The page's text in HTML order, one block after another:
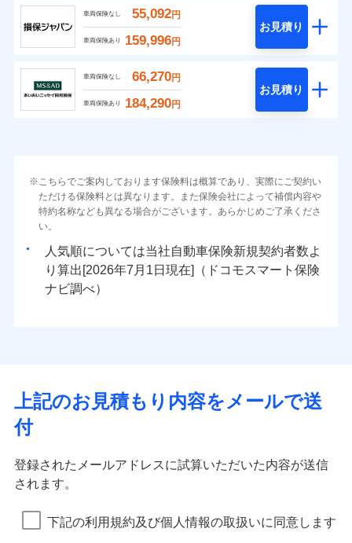
車両保険なし 55,092円
車両保険あり 159,996円
お見積り
車両保険なし 66,270円
車両保険あり 184,290円
お見積り
こちらでご案内しております保険料は概算であり、実際にご契約い
ただける保険料とは異なります。また保険会社によって補償内容や
特約名称なども異なる場合がございます。あらかじめご了承くださ
い。
人気順については当社
新規契約者数よ
り算出[
年 月
日現在]（ドコモスマート保険
ナビ調べ）
上記のお見積もり内容をメールで送
付
登録されたメールアドレスに試算いただいた内容が送信
されます。
下記の利用規約及び個人情報の取扱いに同意します